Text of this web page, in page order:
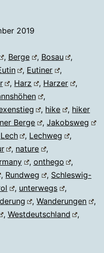
2019
, Berge , Bosau
,
, Eutiner
,
, Harz , Harzer
,
,
, hike , hiker
Berge ,Jakobsweg
Lech , Lechweg
,
, nature
,
, onthego
,
, Rundweg , Schleswig-
, unterwegs
,
,Wanderungen
,
, Westdeutschland
,